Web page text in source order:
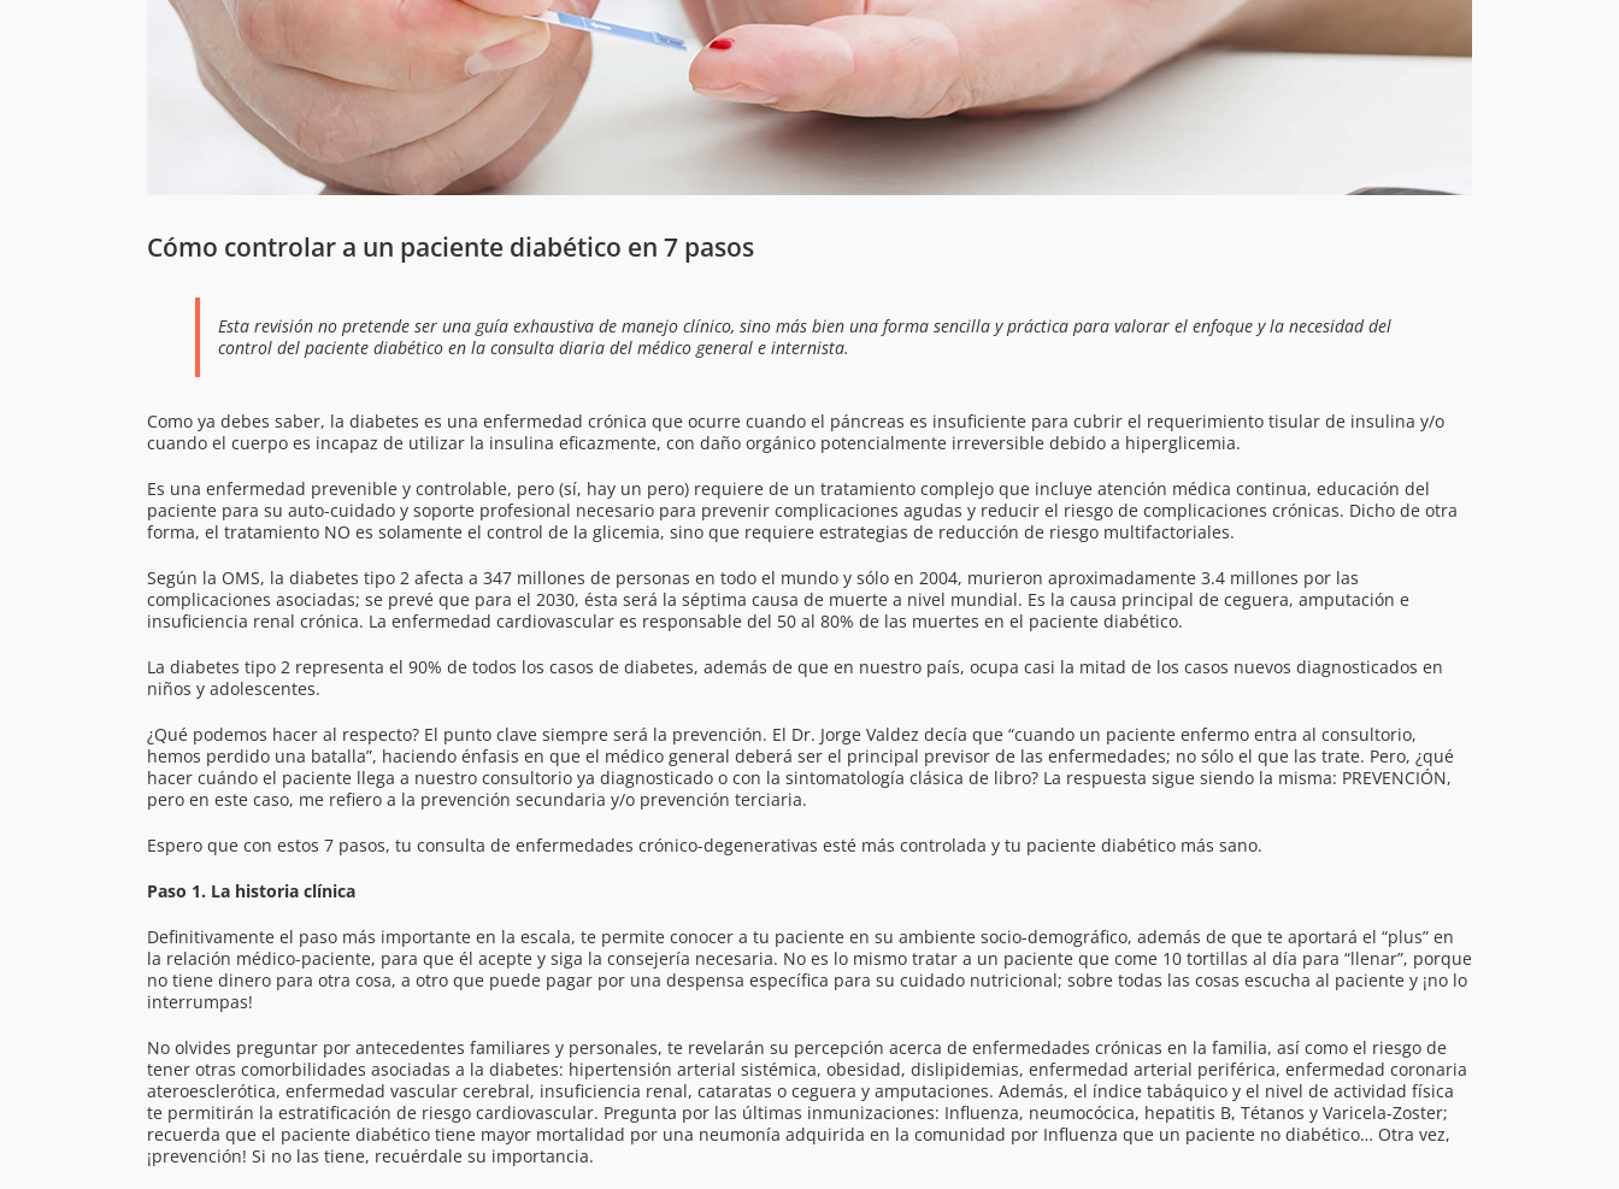
Cómo controlar a un paciente diabético en 7 pasos
Esta revisión no pretende ser una guía exhaustiva de manejo clínico, sino más bien una forma sencilla y práctica para valorar el enfoque y la necesidad del
control del paciente diabético en la consulta diaria del médico general e internista.
Como ya debes saber, la diabetes es una enfermedad crónica que ocurre cuando el páncreas es insuficiente para cubrir el requerimiento tisular de insulina y/o
cuando el cuerpo es incapaz de utilizar la insulina eficazmente, con daño orgánico potencialmente irreversible debido a hiperglicemia.
Es una enfermedad prevenible y controlable, pero (sí, hay un pero) requiere de un tratamiento complejo que incluye atención médica continua, educación del
paciente para su auto-cuidado y soporte profesional necesario para prevenir complicaciones agudas y reducir el riesgo de complicaciones crónicas. Dicho de otra
forma, el tratamiento NO es solamente el control de la glicemia, sino que requiere estrategias de reducción de riesgo multifactoriales.
Según la OMS, la diabetes tipo 2 afecta a 347 millones de personas en todo el mundo y sólo en 2004, murieron aproximadamente 3.4 millones por las
complicaciones asociadas; se prevé que para el 2030, ésta será la séptima causa de muerte a nivel mundial. Es la causa principal de ceguera, amputación e
insuficiencia renal crónica. La enfermedad cardiovascular es responsable del 50 al 80% de las muertes en el paciente diabético.
La diabetes tipo 2 representa el 90% de todos los casos de diabetes, además de que en nuestro país, ocupa casi la mitad de los casos nuevos diagnosticados en
niños y adolescentes.
¿Qué podemos hacer al respecto? El punto clave siempre será la prevención. El Dr. Jorge Valdez decía que “cuando un paciente enfermo entra al consultorio,
hemos perdido una batalla”, haciendo énfasis en que el médico general deberá ser el principal previsor de las enfermedades; no sólo el que las trate. Pero, ¿qué
hacer cuándo el paciente llega a nuestro consultorio ya diagnosticado o con la sintomatología clásica de libro? La respuesta sigue siendo la misma: PREVENCIÓN,
pero en este caso, me refiero a la prevención secundaria y/o prevención terciaria.
Espero que con estos 7 pasos, tu consulta de enfermedades crónico-degenerativas esté más controlada y tu paciente diabético más sano.
Paso 1. La historia clínica
Definitivamente el paso más importante en la escala, te permite conocer a tu paciente en su ambiente socio-demográfico, además de que te aportará el “plus” en
la relación médico-paciente, para que él acepte y siga la consejería necesaria. No es lo mismo tratar a un paciente que come 10 tortillas al día para “llenar”, porque
no tiene dinero para otra cosa, a otro que puede pagar por una despensa específica para su cuidado nutricional; sobre todas las cosas escucha al paciente y ¡no lo
interrumpas!
No olvides preguntar por antecedentes familiares y personales, te revelarán su percepción acerca de enfermedades crónicas en la familia, así como el riesgo de
tener otras comorbilidades asociadas a la diabetes: hipertensión arterial sistémica, obesidad, dislipidemias, enfermedad arterial periférica, enfermedad coronaria
ateroesclerótica, enfermedad vascular cerebral, insuficiencia renal, cataratas o ceguera y amputaciones. Además, el índice tabáquico y el nivel de actividad física
te permitirán la estratificación de riesgo cardiovascular. Pregunta por las últimas inmunizaciones: Influenza, neumocócica, hepatitis B, Tétanos y Varicela-Zoster;
recuerda que el paciente diabético tiene mayor mortalidad por una neumonía adquirida en la comunidad por Influenza que un paciente no diabético… Otra vez,
¡prevención! Si no las tiene, recuérdale su importancia.